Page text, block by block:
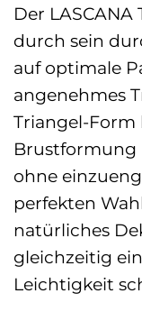
Der
durch sein
auf optimale
angenehmes
Triangel-
Brustformung
ohne
perfekten
natürliches
gleichzeitig
Leichtigkeit